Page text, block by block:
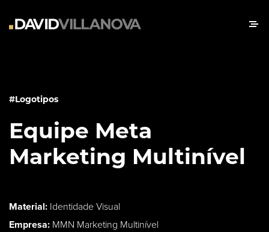
#Logotipos
Equipe Meta
Marketing Multinível
Material: Identidade Visual
Empresa: MMN Marketing Multinível